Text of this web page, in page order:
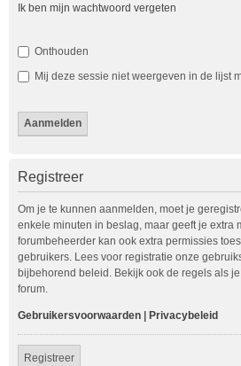
Ik ben mijn wachtwoord vergeten
Onthouden
Mij deze sessie niet weergeven in de lijst
Registreer
Om je te kunnen aanmelden, moet je
enkele minuten in beslag, maar geeft je extra
forumbeheerder kan ook extra permissies
gebruikers. Lees voor registratie onze
bijbehorend beleid. Bekijk ook de regels als
forum.
Gebruikersvoorwaarden Privacybeleid
Registreer